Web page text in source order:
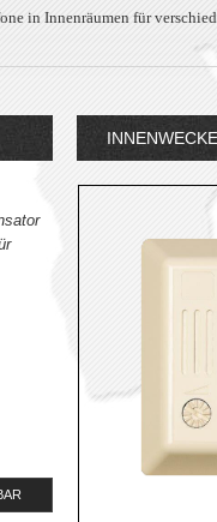
in Innenräumen für